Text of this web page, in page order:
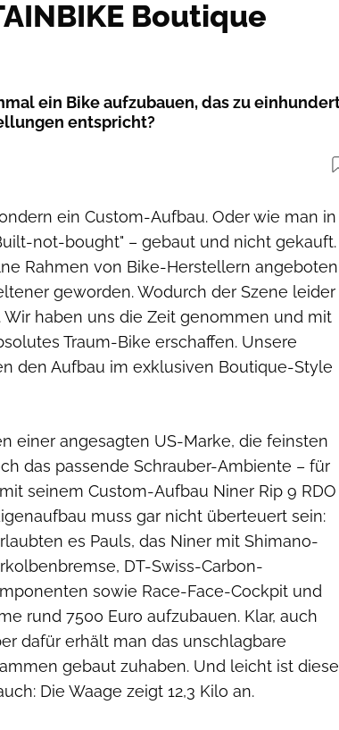
Boutique
ein Bike aufzubauen, das zu
entspricht?
ein Custom-Aufbau. Oder wie man in
not-bought" – gebaut und nicht gekauft.
Rahmen von Bike-Herstellern angeboten
geworden. Wodurch der Szene leider
haben uns die Zeit genommen und mit
Traum-Bike erschaffen. Unsere
den Aufbau im exklusiven Boutique-Style
einer angesagten US-Marke, die feinsten
das passende Schrauber-Ambiente – für
seinem Custom-Aufbau Niner Rip 9 RDO
muss gar nicht überteuert sein:
es Pauls, das Niner mit Shimano-
DT-Swiss-Carbon-
sowie Race-Face-Cockpit und
rund 7500 Euro aufzubauen. Klar, auch
dafür erhält man das unschlagbare
gebaut zuhaben. Und leicht ist
Die Waage zeigt 12,3 Kilo an.